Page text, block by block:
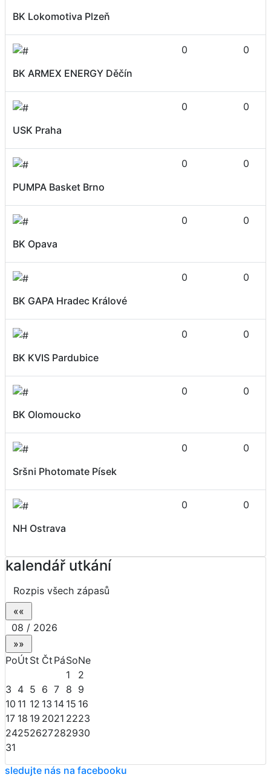
BK Lokomotiva Plzeň
BK ARMEX ENERGY Děčín
0 0
USK Praha
0 0
PUMPA Basket Brno
0 0
BK Opava
0 0
BK GAPA Hradec Králové
0 0
BK KVIS Pardubice
0 0
BK Olomoucko
0 0
Sršni Photomate Písek
0 0
NH Ostrava
0 0
kalendář utkání
Rozpis všech zápasů
08 / 2026
PoÚt St Čt PáSoNe
1
2
3 4 5 6 7 8 9
10 11 12 13 14 15 16
17 18 19 2021 2223
24252627282930
31
sledujte nás na facebooku